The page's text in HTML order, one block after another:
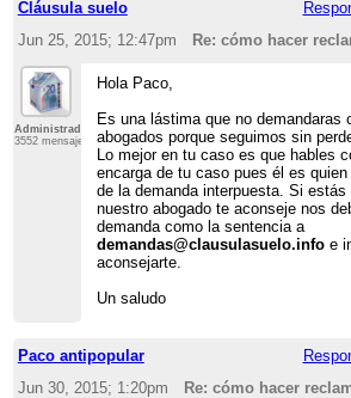
Cláusula suelo
Jun 25, 2015; 12:47pm
Re: cómo hacer
Administrador
3552 mensajes
Hola Paco,
Es una lástima que no demandaras
abogados porque seguimos sin
Lo mejor en tu caso es que hables
encarga de tu caso pues él es
de la demanda interpuesta. Si estás
nuestro abogado te aconseje nos
demanda como la sentencia a
demandas@clausulasuelo.info e
aconsejarte.
Un saludo
Paco antipopular
Jun 30, 2015; 1:20pm
Re: cómo hacer